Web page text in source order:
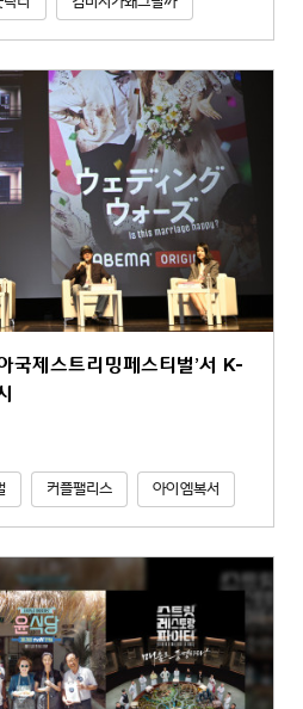
국제스트리밍페스티벌’서 K-
커플팰리스 아이엠복서